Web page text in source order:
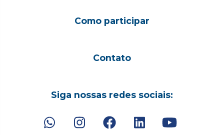
Como participar
Contato
Siga nossas redes sociais: